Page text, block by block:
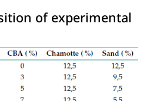
of experimental